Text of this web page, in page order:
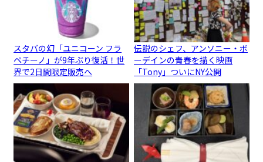
スタバの幻「ユニコーン フラ
ペチーノ」が9年ぶり復活！世
界で2日間限定販売へ
伝説のシェフ、アンソニー・ボ
ーデインの青春を描く映画
「Tony」ついにNY公開